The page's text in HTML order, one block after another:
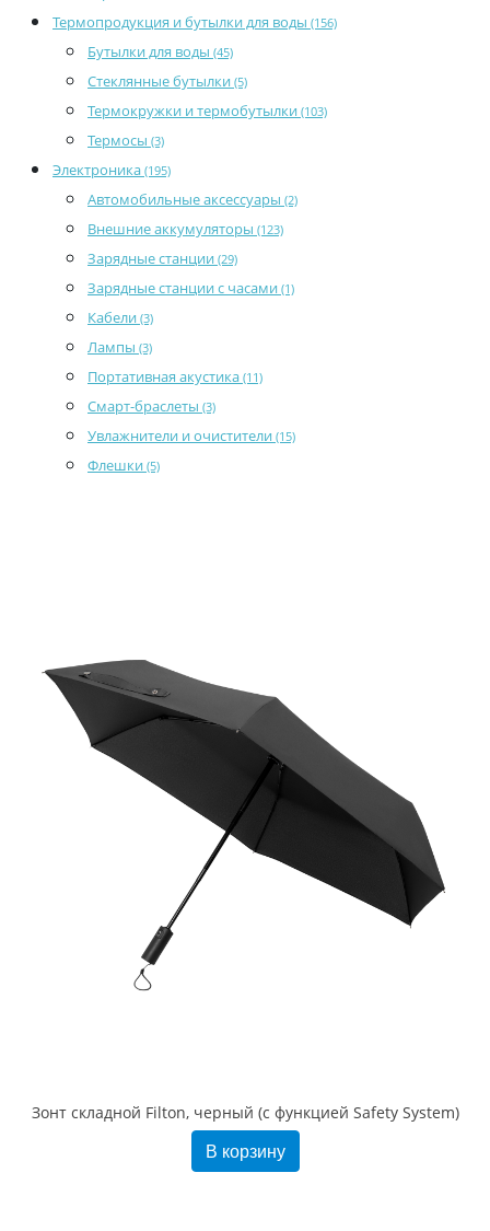
Термопродукция и бутылки для воды (156)
Бутылки для воды (45)
Стеклянные бутылки (5)
Термокружки и термобутылки (103)
Термосы (3)
Электроника (195)
Автомобильные аксессуары (2)
Внешние аккумуляторы (123)
Зарядные станции (29)
Зарядные станции с часами (1)
Кабели (3)
Лампы (3)
Портативная акустика (11)
Смарт-браслеты (3)
Увлажнители и очистители (15)
Флешки (5)
Зонт складной Filton, черный (с функцией Safety System)
В корзину